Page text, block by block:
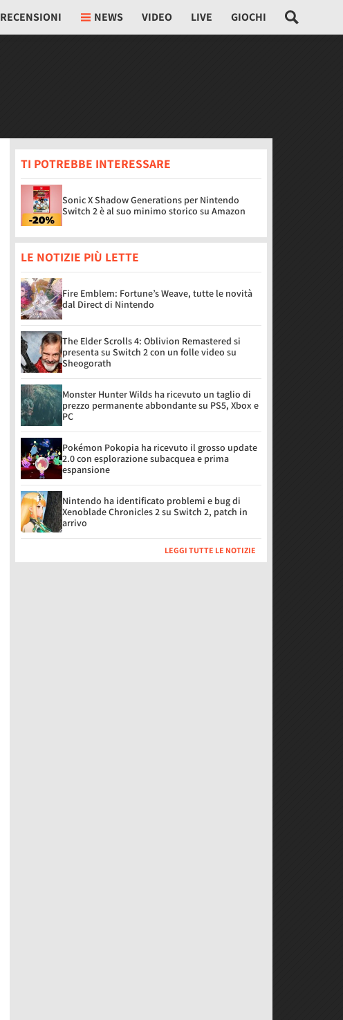
RECENSIONI NEWS VIDEO LIVE GIOCHI
TI POTREBBE INTERESSARE
Sonic X Shadow Generations per Nintendo
Switch 2 è al suo minimo storico su Amazon
LE NOTIZIE PIÙ LETTE
Fire Emblem: Fortune’s Weave, tutte le novità
dal Direct di Nintendo
The Elder Scrolls 4: Oblivion Remastered si
presenta su Switch 2 con un folle video su
Sheogorath
Monster Hunter Wilds ha ricevuto un taglio di
prezzo permanente abbondante su PS5, Xbox e
PC
Pokémon Pokopia ha ricevuto il grosso update
2.0 con esplorazione subacquea e prima
espansione
Nintendo ha identificato problemi e bug di
Xenoblade Chronicles 2 su Switch 2, patch in
arrivo
LEGGI TUTTE LE NOTIZIE